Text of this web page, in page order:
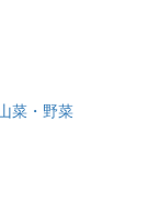
菜・野菜